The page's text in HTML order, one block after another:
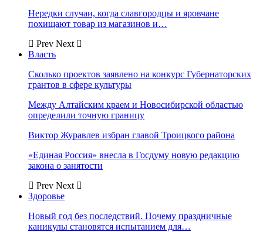
Нередки случаи, когда славгородцы и яровчане
похищают товар из магазинов и…
Prev Next
Власть
Сколько проектов заявлено на конкурс Губернаторских
грантов в сфере культуры
Между Алтайским краем и Новосибирской областью
определили точную границу
Виктор Журавлев избран главой Троицкого района
«Единая Россия» внесла в Госдуму новую редакцию
закона о занятости
Prev Next
Здоровье
Новый год без последствий. Почему праздничные
каникулы становятся испытанием для…